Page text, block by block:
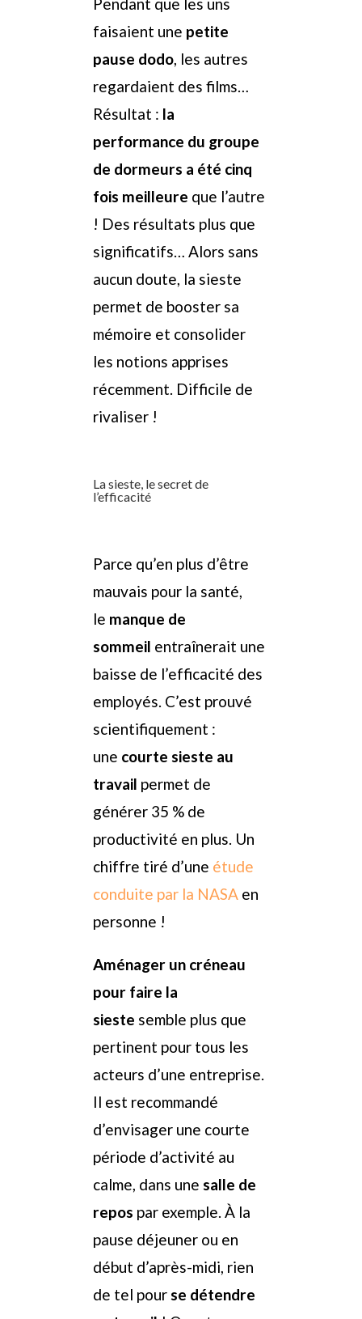
faisaient une petite
pause dodo, les autres
regardaient des films…
Résultat : la
performance du groupe
de dormeurs a été cinq
fois meilleure que l’autre
! Des résultats plus que
significatifs… Alors sans
aucun doute, la sieste
permet de booster sa
mémoire et consolider
les notions apprises
récemment. Difficile de
rivaliser !
La sieste, le secret de
l’efficacité
Parce qu’en plus d’être
mauvais pour la santé,
le manque de
sommeil entraînerait une
baisse de l’efficacité des
employés. C’est prouvé
scientifiquement :
une courte sieste au
travail permet de
générer 35 % de
productivité en plus. Un
chiffre tiré d’une étude
conduite par la NASA en
personne !
Aménager un créneau
pour faire la
sieste semble plus que
pertinent pour tous les
acteurs d’une entreprise.
Il est recommandé
d’envisager une courte
période d’activité au
calme, dans une salle de
repos par exemple. À la
pause déjeuner ou en
début d’après-midi, rien
de tel pourse détendre